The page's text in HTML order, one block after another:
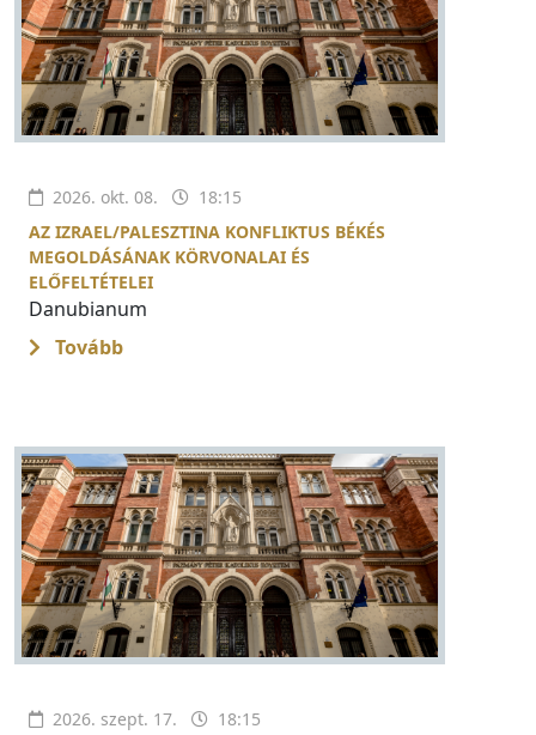
2026. okt. 08.
18:15
AZ IZRAEL/PALESZTINA KONFLIKTUS BÉKÉS
MEGOLDÁSÁNAK KÖRVONALAI ÉS
ELŐFELTÉTELEI
Danubianum
Tovább
2026. szept. 17. 18:15